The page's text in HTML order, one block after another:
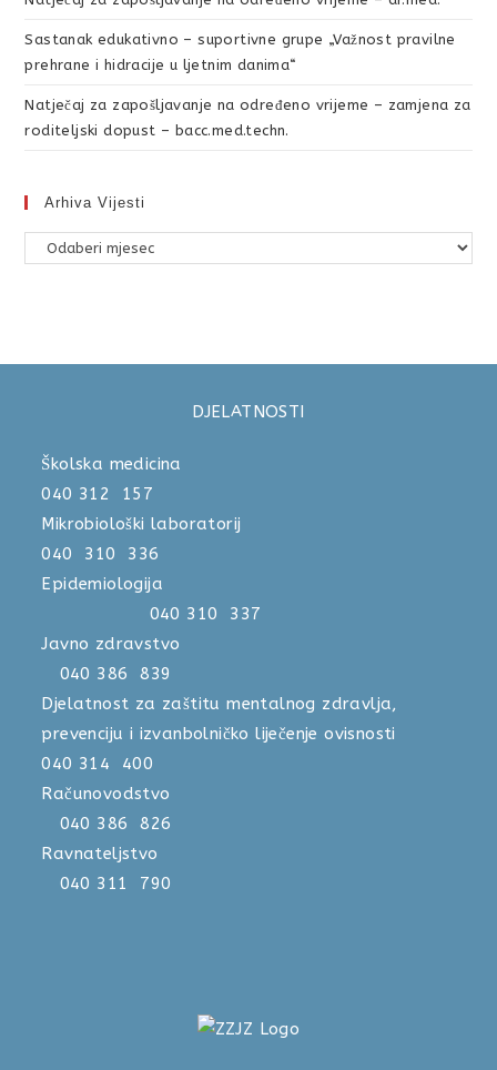
Sastanak edukativno – suportivne grupe „Važnost pravilne
prehrane i hidracije u ljetnim danima“
Natječaj za zapošljavanje na određeno vrijeme – zamjena za
roditeljski dopust – bacc.med.techn.
Arhiva Vijesti
DJELATNOSTI
Školska medicina
040 312 157
Mikrobiološki laboratorij
040 310 336
Epidemiologija
040 310 337
Javno zdravstvo
040 386 839
Djelatnost za zaštitu mentalnog zdravlja,
prevenciju i izvanbolničko liječenje ovisnosti
040 314 400
Računovodstvo
040 386 826
Ravnateljstvo
040 311 790